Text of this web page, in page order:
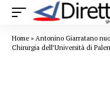
Home » Antonino Giarratano
Chirurgia dell’Università di